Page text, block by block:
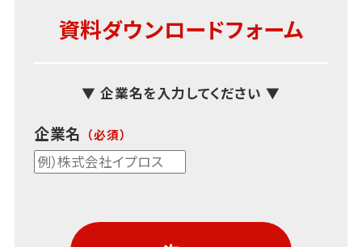
資料ダウンロードフォーム
▼ 企業名を入力してください ▼
企業名